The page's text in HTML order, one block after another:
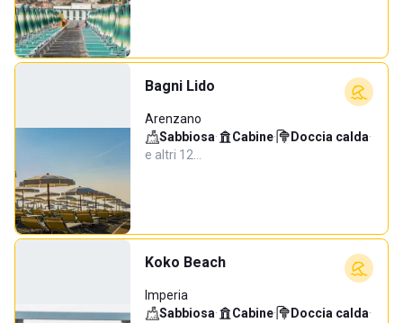
Bagni Lido
Arenzano
Sabbiosa· Cabine· Doccia calda·
e altri 12…
Koko Beach
Imperia
Sabbiosa· Cabine· Doccia calda·